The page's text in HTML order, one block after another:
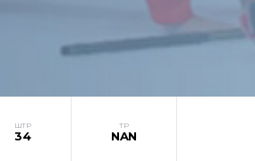
ШТР
34
ТР
NAN